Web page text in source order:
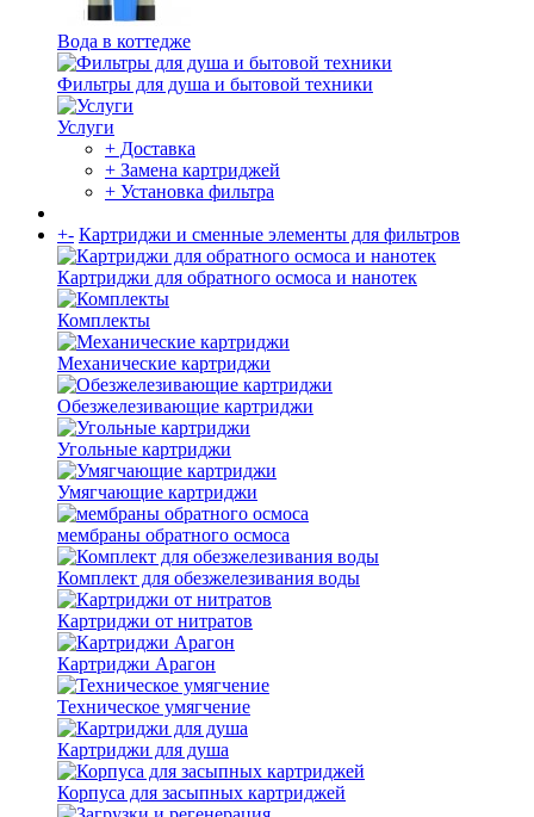
Вода в коттедже
Фильтры для душа и бытовой техники
Услуги
+ Доставка
+ Замена картриджей
+ Установка фильтра
+- Картриджи и сменные элементы для фильтров
Картриджи для обратного осмоса и нанотек
Комплекты
Механические картриджи
Обезжелезивающие картриджи
Угольные картриджи
Умягчающие картриджи
мембраны обратного осмоса
Комплект для обезжелезивания воды
Картриджи от нитратов
Картриджи Арагон
Техническое умягчение
Картриджи для душа
Корпуса для засыпных картриджей